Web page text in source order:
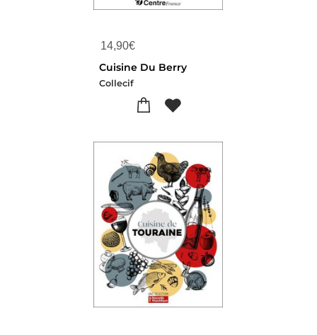
14,90€
Cuisine Du Berry
Collecif